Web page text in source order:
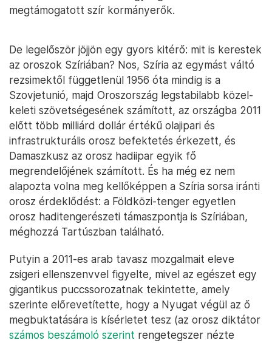
megtámogatott szír kormányerők.
De legelőször jöjjön egy gyors kitérő: mit is kerestek
az oroszok Szíriában? Nos, Szíria az egymást váltó
rezsimektől függetlenül 1956 óta mindig is a
Szovjetunió, majd Oroszország legstabilabb közel-
keleti szövetségesének számított, az országba 2011
előtt több milliárd dollár értékű olajipari és
infrastrukturális orosz befektetés érkezett, és
Damaszkusz az orosz hadiipar egyik fő
megrendelőjének számított. És ha még ez nem
alapozta volna meg kellőképpen a Szíria sorsa iránti
orosz érdeklődést: a Földközi-tenger egyetlen
orosz haditengerészeti támaszpontja is Szíriában,
méghozzá Tartúszban található.
Putyin a 2011-es arab tavasz mozgalmait eleve
zsigeri ellenszenvvel figyelte, mivel az egészet egy
gigantikus puccssorozatnak tekintette, amely
szerinte előrevetítette, hogy a Nyugat végül az ő
megbuktatására is kísérletet tesz (az orosz diktátor
számos beszámoló szerint rengetegszer nézte